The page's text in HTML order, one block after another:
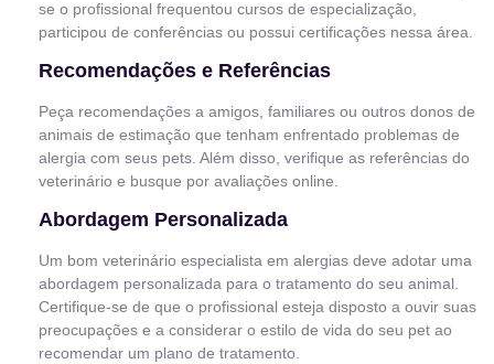
se o profissional frequentou cursos de especialização,
participou de conferências ou possui certificações nessa área.
Recomendações e Referências
Peça recomendações a amigos, familiares ou outros donos de
animais de estimação que tenham enfrentado problemas de
alergia com seus pets. Além disso, verifique as referências do
veterinário e busque por avaliações online.
Abordagem Personalizada
Um bom veterinário especialista em alergias deve adotar uma
abordagem personalizada para o tratamento do seu animal.
Certifique-se de que o profissional esteja disposto a ouvir suas
preocupações e a considerar o estilo de vida do seu pet ao
recomendar um plano de tratamento.